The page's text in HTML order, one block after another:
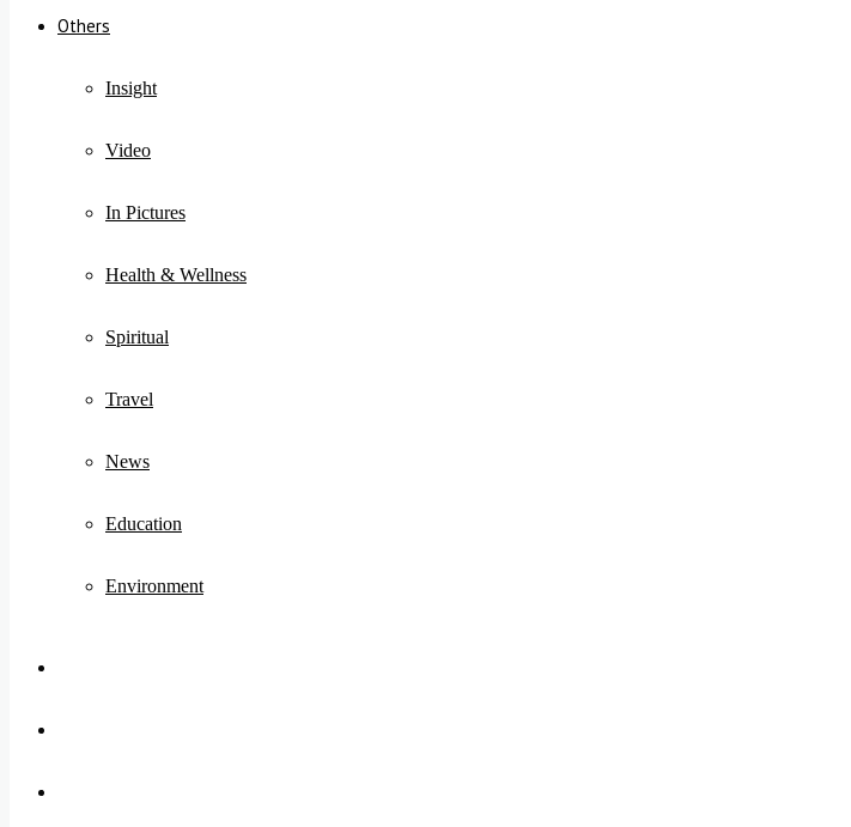
Others
Insight
Video
In Pictures
Health & Wellness
Spiritual
Travel
News
Education
Environment